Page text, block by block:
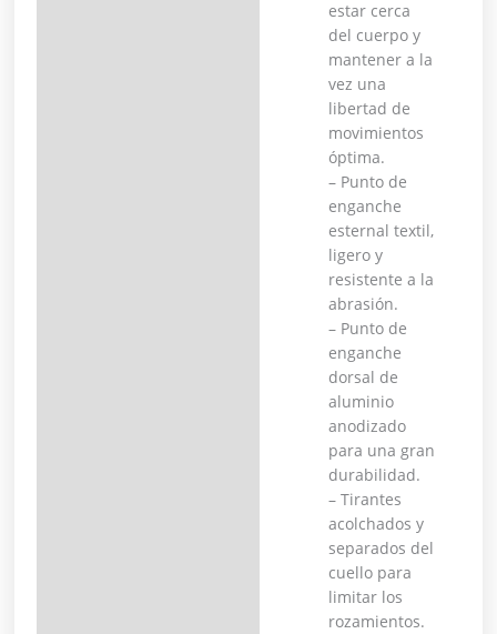
estar cerca
del cuerpo y
mantener a la
vez una
libertad de
movimientos
óptima.
– Punto de
enganche
esternal textil,
ligero y
resistente a la
abrasión.
– Punto de
enganche
dorsal de
aluminio
anodizado
para una gran
durabilidad.
– Tirantes
acolchados y
separados del
cuello para
limitar los
rozamientos.